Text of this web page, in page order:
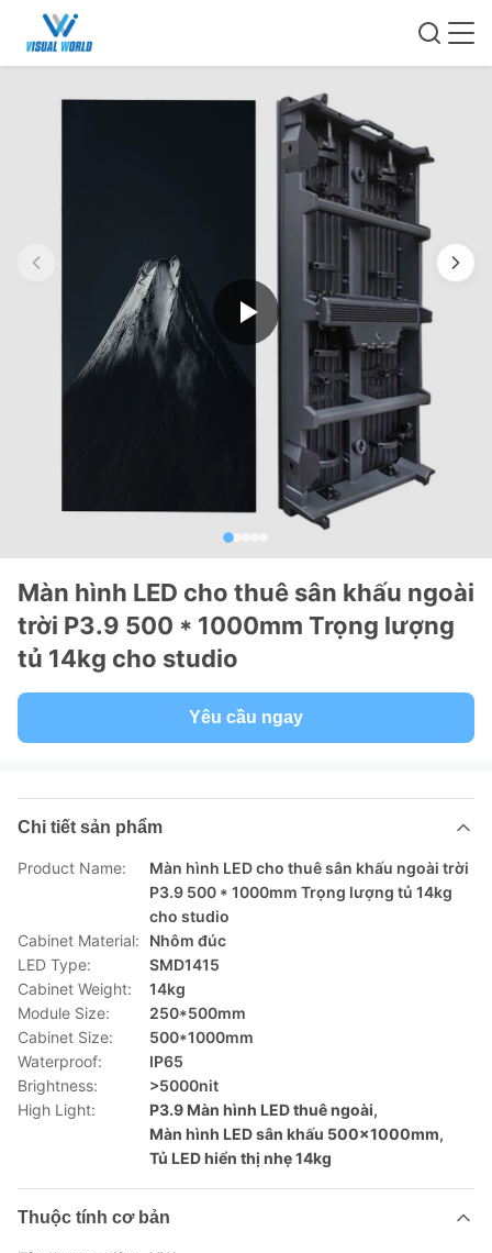
Màn hình LED cho thuê sân khấu ngoài
trời P3.9 500 * 1000mm Trọng lượng
tủ 14kg cho studio
Yêu cầu ngay
Chi tiết sản phẩm
Product Name:
Màn hình LED cho thuê sân khấu ngoài trời
P3.9 500 * 1000mm Trọng lượng tủ 14kg
cho studio
Cabinet Material:
Nhôm đúc
LED Type:
SMD1415
Cabinet Weight:
14kg
Module Size:
250*500mm
Cabinet Size:
500*1000mm
Waterproof:
IP65
Brightness:
>5000nit
High Light:
P3.9 Màn hình LED thuê ngoài,
Màn hình LED sân khấu 500x1000mm,
Tủ LED hiển thị nhẹ 14kg
Thuộc tính cơ bản